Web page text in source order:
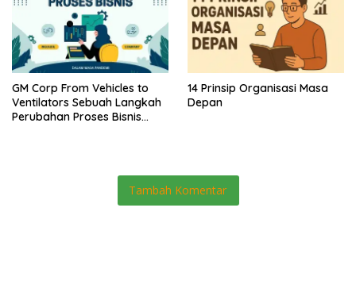
GM Corp From Vehicles to
Ventilators Sebuah Langkah
Perubahan Proses Bisnis
14 Prinsip Organisasi Masa
Depan
Tambah Komentar